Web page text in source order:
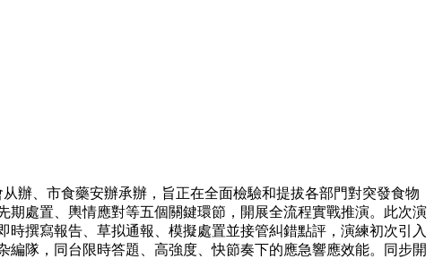
、市食藥安辦承辦，旨正在全面檢驗和提拔各部門對突發食物
處置、輿情應對等五個關鍵環節，開展全流程實戰推演。此次演
撰寫報告、草拟通報、模擬處置並接管糾錯點評，演練初次引入
隊，同台限時答題、高強度、快節奏下的應急響應效能。同步開